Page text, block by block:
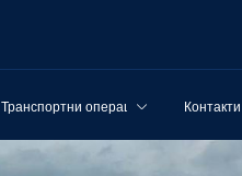
Транспортни операции Контакти